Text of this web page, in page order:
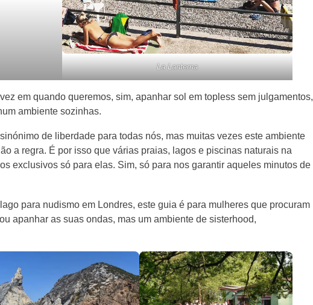
La Lanterna
em quando queremos, sim, apanhar sol em topless sem julgamentos,
ambiente sozinhas.
de liberdade para todas nós, mas muitas vezes este ambiente
a regra. É por isso que várias praias, lagos e piscinas naturais na
exclusivos só para elas. Sim, só para nos garantir aqueles minutos de
para nudismo em Londres, este guia é para mulheres que procuram
apanhar as suas ondas, mas um ambiente de sisterhood,